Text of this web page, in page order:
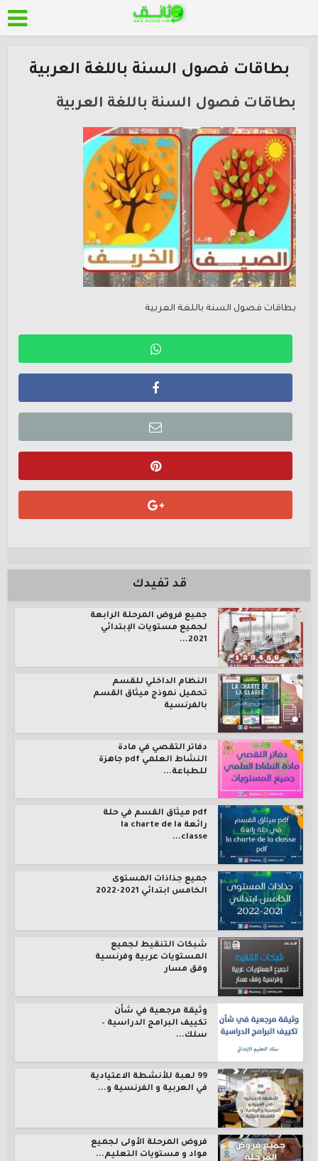
بطاقات فصول السنة باللغة العربية
بطاقات فصول السنة باللغة العربية
بطاقات فصول السنة باللغة العربية
قد تفيدك
جميع فروض المرحلة الرابعة
لجميع مستويات الإبتدائي
2021...
النظام الداخلي للقسم
تحميل نموذج ميثاق القسم
بالفرنسية
دفاتر التقصي في مادة
النشاط العلمي pdf جاهزة
للطباعة...
pdf ميثاق القسم في حلة
رائعة la charte de la
classe...
جميع جذاذات المستوى
الخامس ابتدائي 2021-2022
شبكات التنقيط لجميع
المستويات عربية وفرنسية
وفق مسار
وثيقة مرجعية في شأن
تكييف البرامج الدراسية –
سلك...
99 لعبة للأنشطة الاعتيادية
في العربية و الفرنسية و...
فروض المرحلة الأولى لجميع
مواد و مستويات التعليم...